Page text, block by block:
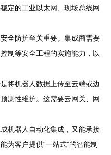
定的工业以太网、现场总线网
安全防护至关重要。集成商需要
制等安全工程的实施能力，以
将机器人数据上传至云端或边
测性维护。这需要云网关、网
成机器人自动化集成，又能承接
为客户提供“一站式”的智能制